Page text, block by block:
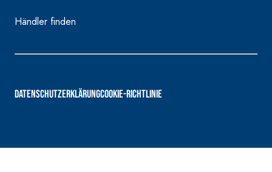
Händler finden
DATENSCHUTZERKLÄRUNGCOOKIE-RICHTLINIE